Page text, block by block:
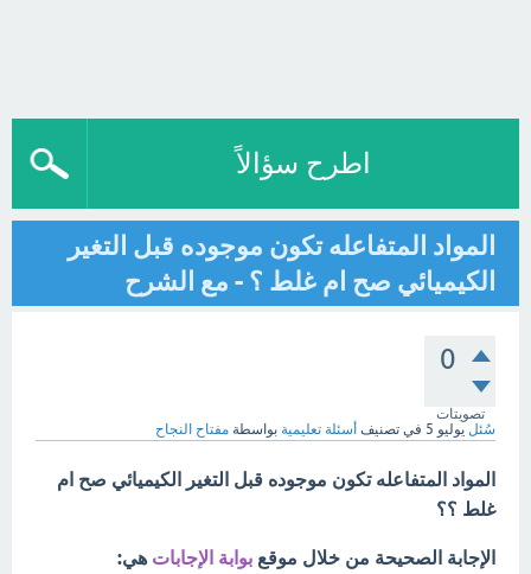
اطرح سؤالاً
المواد المتفاعله تكون موجوده قبل التغير
الكيميائي صح ام غلط ؟ - مع الشرح
0
تصويتات
سُئل يوليو 5 في تصنيف أسئلة تعليمية بواسطة مفتاح النجاح
المواد المتفاعله تكون موجوده قبل التغير الكيميائي صح ام
غلط ؟؟
الإجابة الصحيحة من خلال موقع بوابة الإجابات هي: